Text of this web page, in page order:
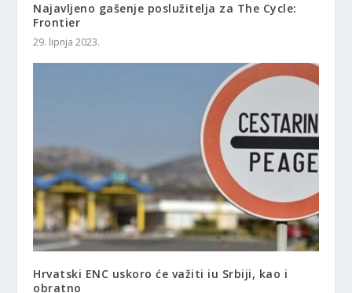
Najavljeno gašenje poslužitelja za The Cycle:
Frontier
29. lipnja 2023.
Hrvatski ENC uskoro će važiti iu Srbiji, kao i
obratno